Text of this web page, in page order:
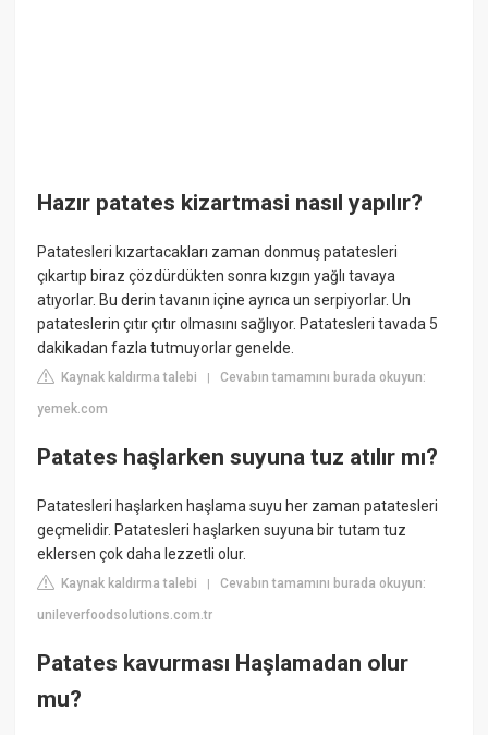
Hazır patates kizartmasi nasıl yapılır?
Patatesleri kızartacakları zaman donmuş patatesleri
çıkartıp biraz çözdürdükten sonra kızgın yağlı tavaya
atıyorlar. Bu derin tavanın içine ayrıca un serpiyorlar. Un
patateslerin çıtır çıtır olmasını sağlıyor. Patatesleri tavada 5
dakikadan fazla tutmuyorlar genelde.
Kaynak kaldırma talebi |Cevabın tamamını burada okuyun:
yemek.com
Patates haşlarken suyuna tuz atılır mı?
Patatesleri haşlarken haşlama suyu her zaman patatesleri
geçmelidir. Patatesleri haşlarken suyuna bir tutam tuz
eklersen çok daha lezzetli olur.
Kaynak kaldırma talebi |Cevabın tamamını burada okuyun:
unileverfoodsolutions.com.tr
Patates kavurması Haşlamadan olur
mu?